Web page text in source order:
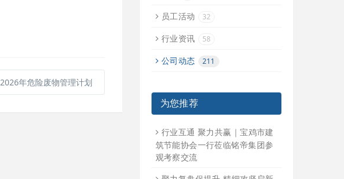
年危险废物管理计划
员工活动 32
行业资讯 58
公司动态 211
为您推荐
行业互通 聚力共赢｜宝鸡市建
筑节能协会一行莅临铭帝集团参
观考察交流